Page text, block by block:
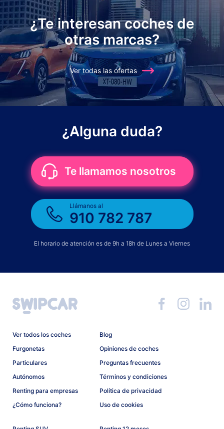
¿Te interesan coches de
otras marcas?
Ver todas las ofertas
¿Alguna duda?
Te llamamos nosotros
Llámanos al
910 782 787
El horario de atención es de 9h a 18h de Lunes a Viernes
Ver todos los coches
Furgonetas
Particulares
Autónomos
Renting para empresas
¿Cómo funciona?
Blog
Opiniones de coches
Preguntas frecuentes
Términos y condiciones
Política de privacidad
Uso de cookies